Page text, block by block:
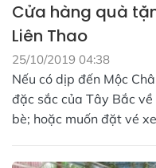
Cửa hàng quà
Liên Thao
25/10/2019 04:38
Nếu có dịp đến Mộc
đặc sắc của Tây Bắc
bè; hoặc muốn đặt vé